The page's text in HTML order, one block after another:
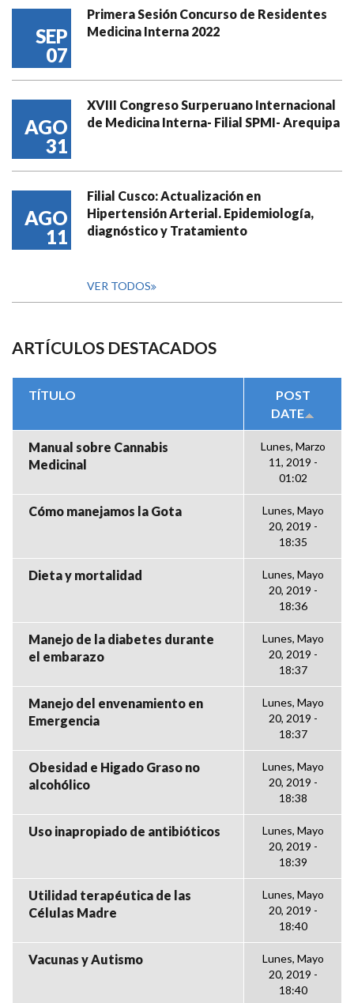
SEP
07
Primera Sesión Concurso de Residentes
Medicina Interna 2022
AGO
31
XVIII Congreso Surperuano Internacional
de Medicina Interna- Filial SPMI- Arequipa
AGO
11
Filial Cusco: Actualización en
Hipertensión Arterial. Epidemiología,
diagnóstico y Tratamiento
VER TODOS
ARTÍCULOS DESTACADOS
TÍTULO
POST
DATE
Manual sobre Cannabis
Medicinal
Lunes, Marzo
11, 2019 -
01:02
Cómo manejamos la Gota
Lunes, Mayo
20, 2019 -
18:35
Dieta y mortalidad
Lunes, Mayo
20, 2019 -
18:36
Manejo de la diabetes durante
el embarazo
Lunes, Mayo
20, 2019 -
18:37
Manejo del envenamiento en
Emergencia
Lunes, Mayo
20, 2019 -
18:37
Obesidad e Higado Graso no
alcohólico
Lunes, Mayo
20, 2019 -
18:38
Uso inapropiado de antibióticos
Lunes, Mayo
20, 2019 -
18:39
Utilidad terapéutica de las
Células Madre
Lunes, Mayo
20, 2019 -
18:40
Vacunas y Autismo
Lunes, Mayo
20, 2019 -
18:40